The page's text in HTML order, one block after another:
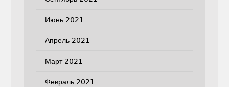
Июнь 2021
Апрель 2021
Март 2021
Февраль 2021